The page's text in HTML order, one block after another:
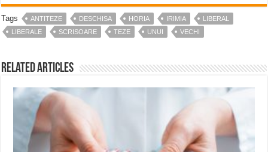
Tags ANTITEZE DESCHISA HORIA IRIMIA
LIBERAL
LIBERALE
SCRISOARE TEZE UNUI VECHI
Related Articles